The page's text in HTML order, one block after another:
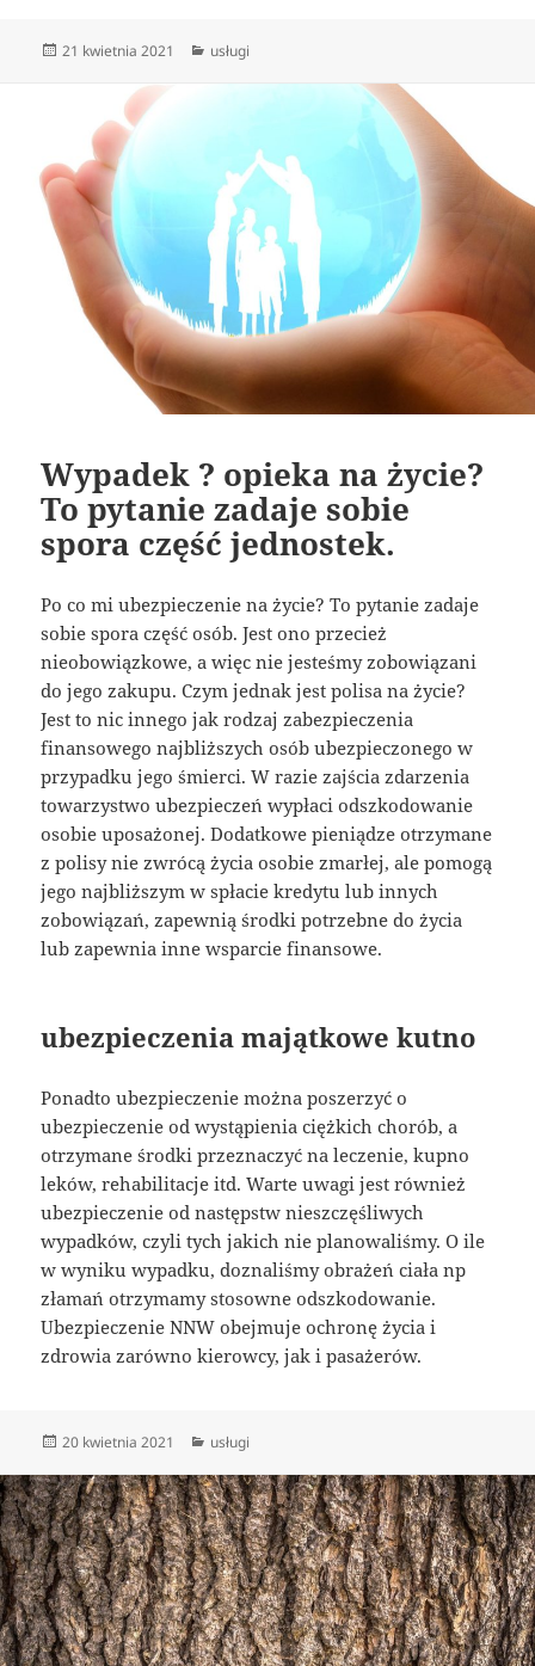
Data
21 kwietnia 2021 Kategorie
usługi
Wypadek ? opieka na życie?
To pytanie zadaje sobie
spora część jednostek.
Po co mi ubezpieczenie na życie? To pytanie zadaje
sobie spora część osób. Jest ono przecież
nieobowiązkowe, a więc nie jesteśmy zobowiązani
do jego zakupu. Czym jednak jest polisa na życie?
Jest to nic innego jak rodzaj zabezpieczenia
finansowego najbliższych osób ubezpieczonego w
przypadku jego śmierci. W razie zajścia zdarzenia
towarzystwo ubezpieczeń wypłaci odszkodowanie
osobie uposażonej. Dodatkowe pieniądze otrzymane
z polisy nie zwrócą życia osobie zmarłej, ale pomogą
jego najbliższym w spłacie kredytu lub innych
zobowiązań, zapewnią środki potrzebne do życia
lub zapewnia inne wsparcie finansowe.
ubezpieczenia majątkowe kutno
Ponadto ubezpieczenie można poszerzyć o
ubezpieczenie od wystąpienia ciężkich chorób, a
otrzymane środki przeznaczyć na leczenie, kupno
leków, rehabilitacje itd. Warte uwagi jest również
ubezpieczenie od następstw nieszczęśliwych
wypadków, czyli tych jakich nie planowaliśmy. O ile
w wyniku wypadku, doznaliśmy obrażeń ciała np
złamań otrzymamy stosowne odszkodowanie.
Ubezpieczenie NNW obejmuje ochronę życia i
zdrowia zarówno kierowcy, jak i pasażerów.
Data
20 kwietnia 2021 Kategorie
usługi